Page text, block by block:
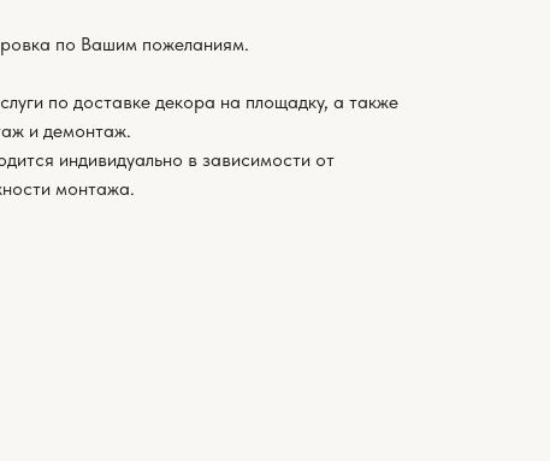
по Вашим пожеланиям.
по доставке декора на площадку, а также
и демонтаж.
индивидуально в зависимости от
монтажа.